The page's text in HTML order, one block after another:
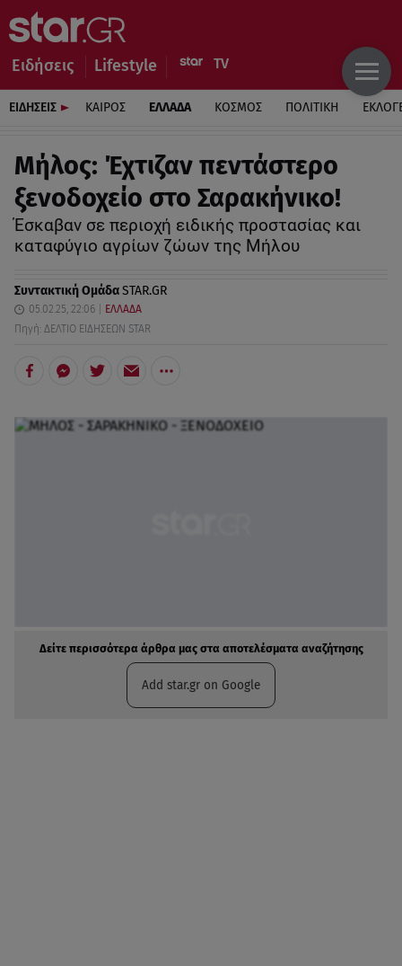
Ειδήσεις Lifestyle
ΕΙΔΗΣΕΙΣ ΚΑΙΡΟΣ ΕΛΛΑΔΑ ΚΟΣΜΟΣ ΠΟΛΙΤΙΚΗ
Μήλος: Έχτιζαν πεντάστερο
ξενοδοχείο στο Σαρακήνικο!
Έσκαβαν σε περιοχή ειδικής προστασίας και
καταφύγιο αγρίων ζώων της Μήλου
Συντακτική ΟμάδαSTAR.GR
05.02.25, 22:06
ΕΛΛΑΔΑ
Πηγή: ΔΕΛΤΙΟ ΕΙΔΗΣΕΩΝ STAR
Δείτε περισσότερα άρθρα μας στα αποτελέσματα αναζήτησης
Add star.gr on Google